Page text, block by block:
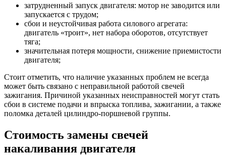
затрудненный запуск двигателя: мотор не заводится или
запускается с трудом;
сбои и неустойчивая работа силового агрегата:
двигатель «троит», нет набора оборотов, отсутствует
тяга;
значительная потеря мощности, снижение приемистости
двигателя;
Стоит отметить, что наличие указанных проблем не всегда
может быть связано с неправильной работой свечей
зажигания. Причиной указанных неисправностей могут стать
сбои в системе подачи и впрыска топлива, зажигании, а также
поломка деталей цилиндро-поршневой группы.
Стоимость замены свечей
накаливания двигателя